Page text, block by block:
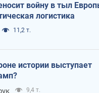
войну в тыл
логистика
11,2 т.
истории выступает
9,4 т.